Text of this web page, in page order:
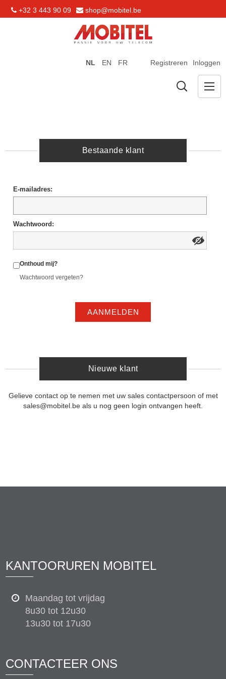
+32 3 443 90 09 shop@mobitel.be
Registreren Inloggen
NL EN FR
Bestaande klant
E-mailadres:
Wachtwoord:
Onthoud mij?
Wachtwoord vergeten?
AANMELDEN
Nieuwe klant
Gelieve contact op te nemen met uw sales contactpersoon of met
sales@mobitel.be als u nog geen login ontvangen heeft.
KANTOORUREN MOBITEL
Maandag tot vrijdag
8u30 tot 12u30
13u30 tot 17u30
CONTACTEER ONS